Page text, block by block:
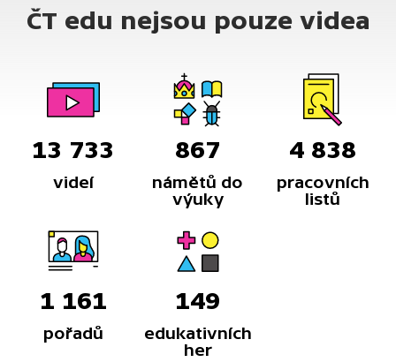
ČT edu nejsou pouze videa
13 733
videí
867
námětů do
výuky
4 838
pracovních
listů
1 161
pořadů
149
edukativních
her